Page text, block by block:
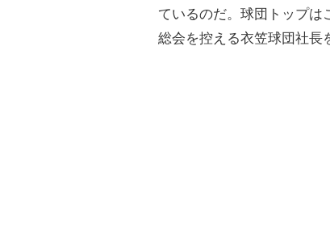
ているのだ。球団トップは
総会を控える衣笠球団社長